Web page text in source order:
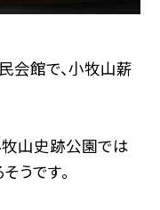
会館で、小牧山薪
牧山史跡公園では
うです。